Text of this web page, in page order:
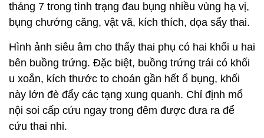
tháng 7 trong tình trạng đau bụng nhiều vùng hạ vị,
bụng chướng căng, vật vã, kích thích, dọa sẩy thai.
Hình ảnh siêu âm cho thấy thai phụ có hai khối u hai
bên buồng trứng. Đặc biệt, buồng trứng trái có khối
u xoắn, kích thước to choán gần hết ổ bụng, khối
này lớn đè đẩy các tạng xung quanh. Chỉ định mổ
nội soi cấp cứu ngay trong đêm được đưa ra để
cứu thai nhi.